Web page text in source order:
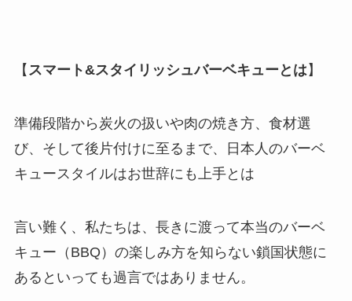
【 スマート&スタイリッシュバーベキューとは 】
準備段階から炭火の扱いや肉の焼き方、食材選
び、そして後片付けに至るまで、日本人のバーベ
キュースタイルはお世辞にも上手とは
言い難く、私たちは、長きに渡って本当のバーベ
キュー（BBQ）の楽しみ方を知らない鎖国状態に
あるといっても過言ではありません。